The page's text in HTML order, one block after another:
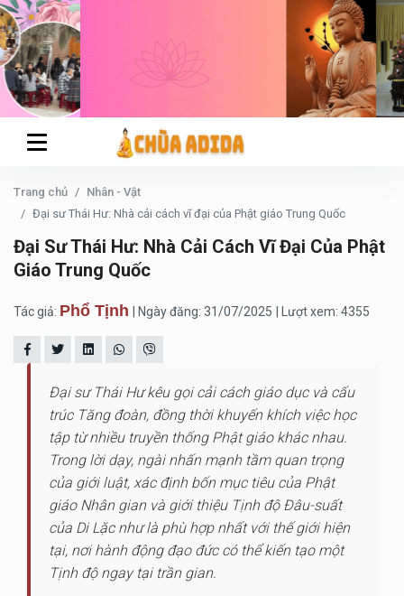
Trang chủ
Nhân - Vật
Đại sư Thái Hư: Nhà cải cách vĩ đại của Phật giáo Trung Quốc
Đại Sư Thái Hư: Nhà Cải Cách Vĩ Đại Của Phật
Giáo Trung Quốc
Tác giả: Phổ Tịnh | Ngày đăng: 31/07/2025 | Lượt xem: 4355
Đại sư Thái Hư kêu gọi cải cách giáo dục và cấu
trúc Tăng đoàn, đồng thời khuyến khích việc học
tập từ nhiều truyền thống Phật giáo khác nhau.
Trong lời dạy, ngài nhấn mạnh tầm quan trọng
của giới luật, xác định bốn mục tiêu của Phật
giáo Nhân gian và giới thiệu Tịnh độ Đâu-suất
của Di Lặc như là phù hợp nhất với thế giới hiện
tại, nơi hành động đạo đức có thể kiến tạo một
Tịnh độ ngay tại trần gian.